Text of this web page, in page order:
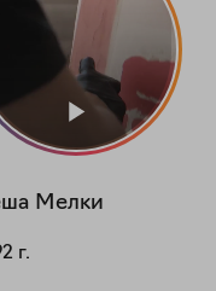
Мелки
г.